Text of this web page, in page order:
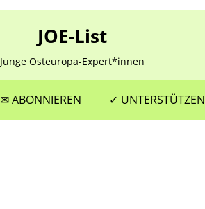
JOE-List
Junge Osteuropa-Expert*innen
Zum
Inhalt
springen
✉ ABONNIEREN ✓ UNTERSTÜTZEN